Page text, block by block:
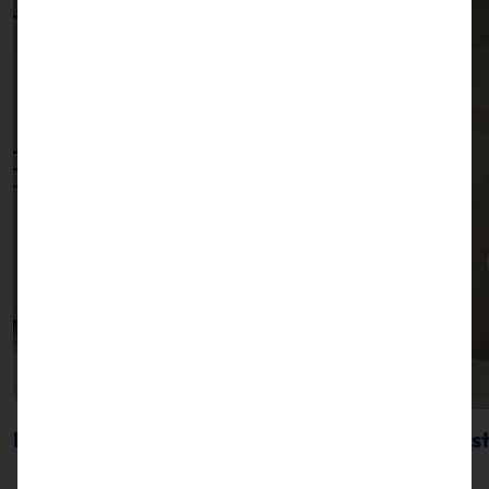
POLYTOUCH® como punto de información